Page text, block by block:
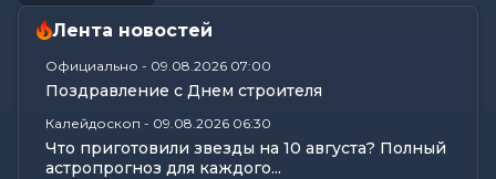
Лента новостей
Официально - 09.08.2026 07:00
Поздравление с Днем строителя
Калейдоскоп - 09.08.2026 06:30
Что приготовили звезды на 10 августа? Полный
астропрогноз для каждого...